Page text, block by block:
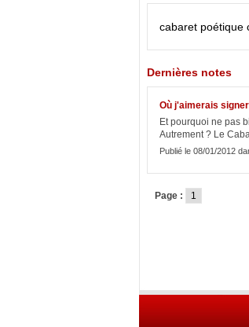
cabaret poétique
Dernières notes
Où j'aimerais
Et pourquoi ne pas
Autrement ? Le
Publié le 08/01/2012
Page : 1